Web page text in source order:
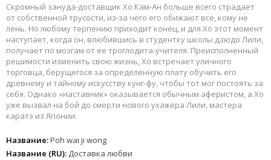
Cкромный зануда-доставщик Хо Кам-Ан больше всего страдает
от собственной трусости, из-за чего его обижают все, кому не
лень. Но любому терпению приходит конец, и для Хо этот момент
наступает, когда он, влюбившись в студентку школы дзюдо Лили,
получает по мозгам от ее троглодита-учителя. Преисполненный
решимости изменить свою жизнь, Хо встречает уличного
торговца, берущегося за определенную плату обучить его
древнему и тайному искусству кунг-фу, чтобы тот мог постоять за
себя. Однако «наставник» оказывается обычным аферистом, а Хо
уже вызвал на бой до смерти нового ухажера Лили, мастера
каратэ из Японии.
Название:Poh wai ji wong
Название (RU): Доставка любви